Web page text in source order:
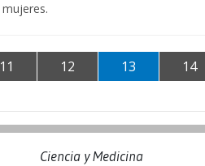
mujeres.
11 12 13 14
Ciencia y Medicina